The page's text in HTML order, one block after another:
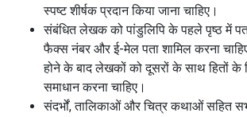
स्पष्ट शीर्षक प्रदान किया जाना चाहिए।
संबंधित लेखक को पांडुलिपि के पहले पृष्ठ में
फैक्स नंबर और ई-मेल पता शामिल करना
होने के बाद लेखकों को दूसरों के साथ हितों के
समाधान करना चाहिए।
संदर्भों, तालिकाओं और चित्र कथाओं सहित